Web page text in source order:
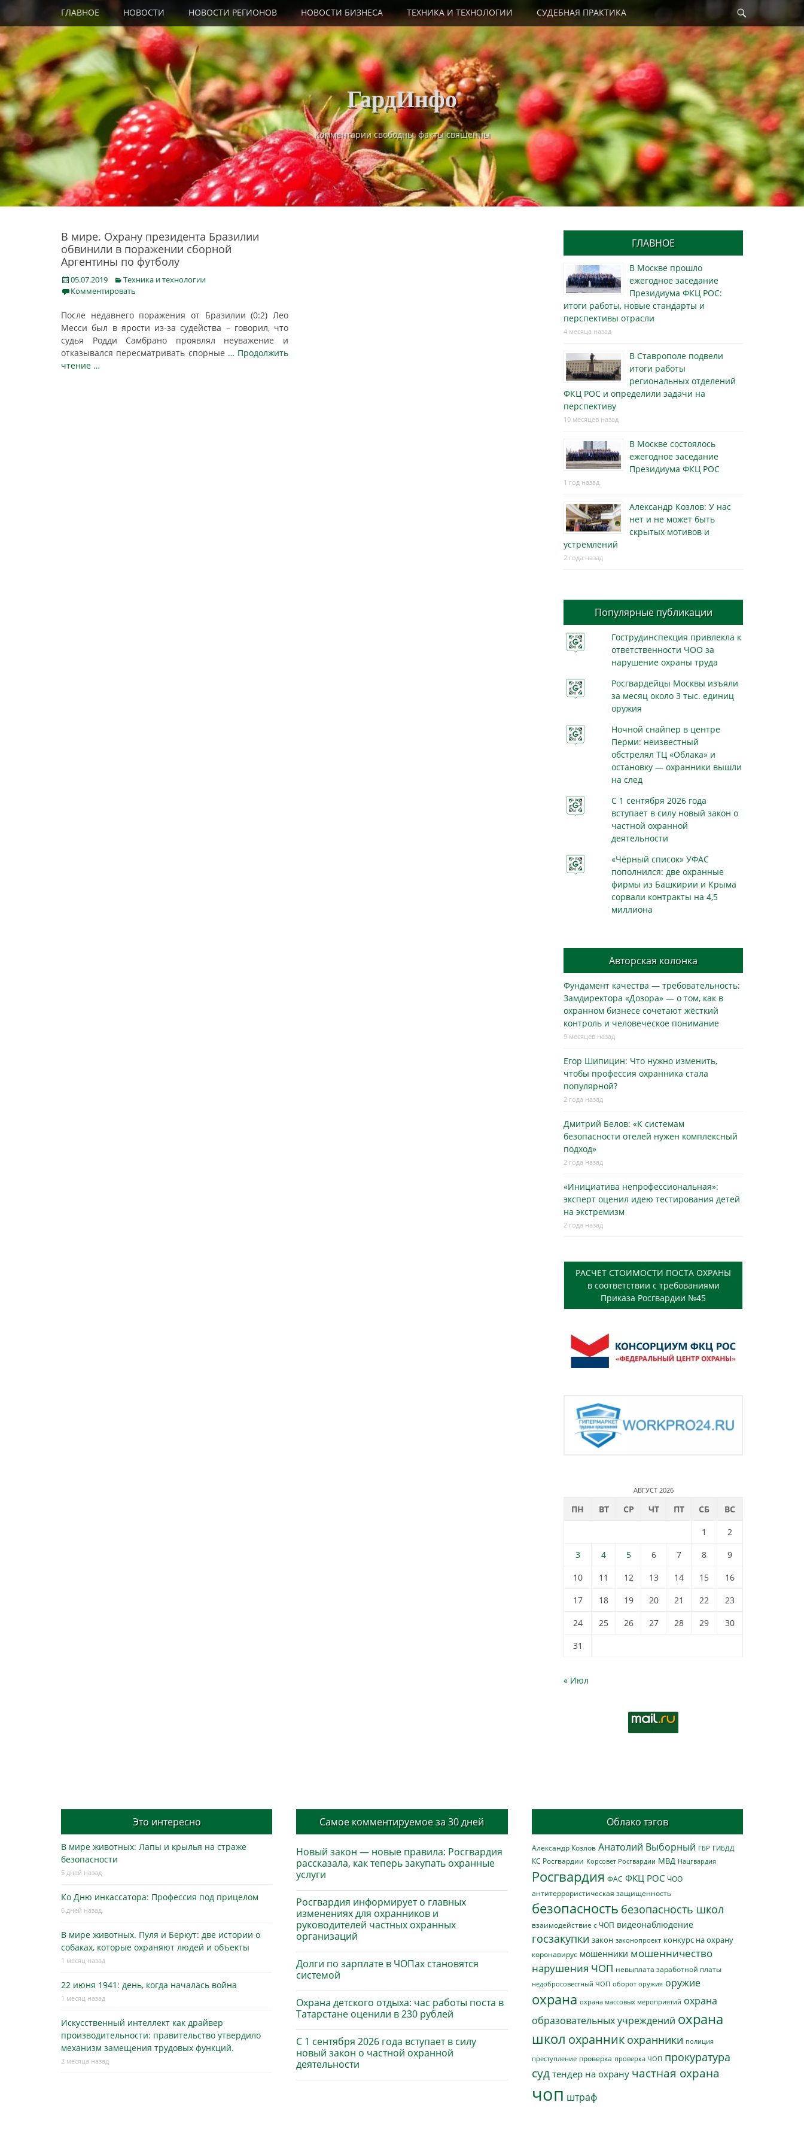
content
Primary Menu
ГЛАВНОЕ НОВОСТИ НОВОСТИ РЕГИОНОВ НОВОСТИ БИЗНЕСА ТЕХНИКА И ТЕХНОЛОГИИ СУДЕБНАЯ ПРАКТИКА
ГардИнфо
Комментарии свободны, факты священны
В мире. Охрану президента Бразилии
обвинили в поражении сборной
Аргентины по футболу
Posted
on
05.07.2019 Categories
Техника и технологии
Комментировать
После недавнего поражения от Бразилии (0:2) Лео
Месси был в ярости из-за судейства – говорил, что
судья Родди Самбрано проявлял неуважение и
отказывался пересматривать спорные … Продолжить
чтение …
ГЛАВНОЕ
В Москве прошло
ежегодное заседание
Президиума ФКЦ РОС:
итоги работы, новые стандарты и
перспективы отрасли
4 месяца назад
В Ставрополе подвели
итоги работы
региональных отделений
ФКЦ РОС и определили задачи на
перспективу
10 месяцев назад
В Москве состоялось
ежегодное заседание
Президиума ФКЦ РОС
1 год назад
Александр Козлов: У нас
нет и не может быть
скрытых мотивов и
устремлений
2 года назад
Популярные публикации
Гострудинспекция привлекла к
ответственности ЧОО за
нарушение охраны труда
Росгвардейцы Москвы изъяли
за месяц около 3 тыс. единиц
оружия
Ночной снайпер в центре
Перми: неизвестный
обстрелял ТЦ «Облака» и
остановку — охранники вышли
на след
С 1 сентября 2026 года
вступает в силу новый закон о
частной охранной
деятельности
«Чёрный список» УФАС
пополнился: две охранные
фирмы из Башкирии и Крыма
сорвали контракты на 4,5
миллиона
Авторская колонка
Фундамент качества — требовательность:
Замдиректора «Дозора» — о том, как в
охранном бизнесe сочетают жёсткий
контроль и человеческое понимание
9 месяцев назад
Егор Шипицин: Что нужно изменить,
чтобы профессия охранника стала
популярной?
2 года назад
Дмитрий Белов: «К системам
безопасности отелей нужен комплексный
подход»
2 года назад
«Инициатива непрофессиональная»:
эксперт оценил идею тестирования детей
на экстремизм
2 года назад
РАСЧЕТ СТОИМОСТИ ПОСТА ОХРАНЫ
в соответствии с требованиями
Приказа Росгвардии №45
АВГУСТ 2026
ПН ВТ СР ЧТ ПТ СБ
ВС
1
2
3
4 5 6 7 8
9
10
11 12 13 14 15
16
17
18 19 20 21 22
23
24
25 26 27 28 29
30
31
« Июл
Это интересно
В мире животных: Лапы и крылья на страже
безопасности
5 дней назад
Ко Дню инкассатора: Профессия под прицелом
6 дней назад
В мире животных. Пуля и Беркут: две истории о
собаках, которые охраняют людей и объекты
1 месяц назад
22 июня 1941: день, когда началась война
1 месяц назад
Искусственный интеллект как драйвер
производительности: правительство утвердило
механизм замещения трудовых функций.
2 месяца назад
Самое комментируемое за 30 дней
Новый закон — новые правила: Росгвардия
рассказала, как теперь закупать охранные
услуги
Росгвардия информирует о главных
изменениях для охранников и
руководителей частных охранных
организаций
Долги по зарплате в ЧОПах становятся
системой
Охрана детского отдыха: час работы поста в
Татарстане оценили в 230 рублей
С 1 сентября 2026 года вступает в силу
новый закон о частной охранной
деятельности
Облако тэгов
Александр Козлов Анатолий Выборный ГБР ГИБДД
КС Росгвардии Корсовет Росгвардии МВД Нацгвардия
Росгвардия ФАС ФКЦ РОС ЧОО
антитеррористическая защищенность
безопасность безопасность школ
взаимодействие с ЧОП видеонаблюдение
госзакупки закон законопроект конкурс на охрану
коронавирус мошенники мошенничество
нарушения ЧОП невыплата заработной платы
недобросовестный ЧОП оборот оружия оружие
охрана охрана массовых мероприятий охрана
образовательных учреждений охрана
школ охранник охранники полиция
преступление проверка проверка ЧОП прокуратура
суд тендер на охрану частная охрана
чоп штраф